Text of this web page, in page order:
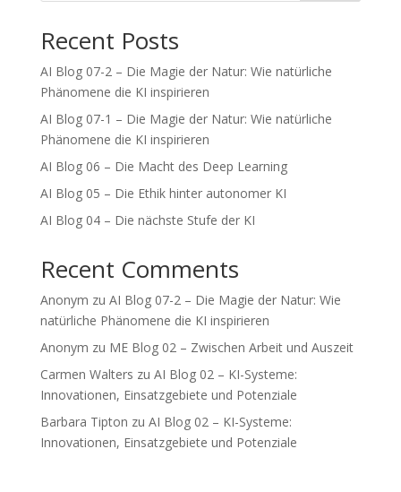
Recent Posts
AI Blog 07-2 – Die Magie der Natur: Wie natürliche
Phänomene die KI inspirieren
AI Blog 07-1 – Die Magie der Natur: Wie natürliche
Phänomene die KI inspirieren
AI Blog 06 – Die Macht des Deep Learning
AI Blog 05 – Die Ethik hinter autonomer KI
AI Blog 04 – Die nächste Stufe der KI
Recent Comments
Anonym zu AI Blog 07-2 – Die Magie der Natur: Wie
natürliche Phänomene die KI inspirieren
Anonym zu ME Blog 02 – Zwischen Arbeit und Auszeit
Carmen Walters zu AI Blog 02 – KI-Systeme:
Innovationen, Einsatzgebiete und Potenziale
Barbara Tipton zu AI Blog 02 – KI-Systeme:
Innovationen, Einsatzgebiete und Potenziale